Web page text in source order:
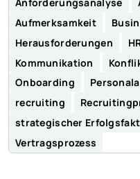
Aufmerksamkeit
Herausforderungen
Kommunikation
Onboarding
recruiting
strategischer
Vertragsprozess